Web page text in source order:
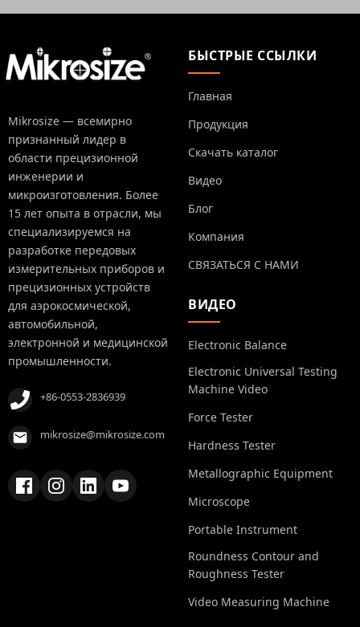
Mikrosize — всемирно
признанный лидер в
области прецизионной
инженерии и
микроизготовления. Более
15 лет опыта в отрасли, мы
специализируемся на
разработке передовых
измерительных приборов и
прецизионных устройств
для аэрокосмической,
автомобильной,
электронной и медицинской
промышленности.
+86-0553-2836939
mikrosize@mikrosize.com
БЫСТРЫЕ ССЫЛКИ
Главная
Продукция
Скачать каталог
Видео
Блог
Компания
СВЯЗАТЬСЯ С НАМИ
ВИДЕО
Electronic Balance
Electronic Universal Testing
Machine Video
Force Tester
Hardness Tester
Metallographic Equipment
Microscope
Portable Instrument
Roundness Contour and
Roughness Tester
Video Measuring Machine